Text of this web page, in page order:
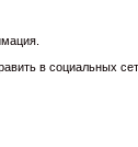
в социальных